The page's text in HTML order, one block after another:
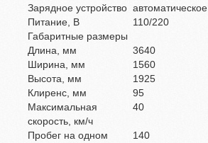
Зарядное устройство автоматическое
Питание, В
110/220
Габаритные размеры
Длина, мм
3640
Ширина, мм
1560
Высота, мм
1925
Клиренс, мм
95
Максимальная
скорость, км/ч
40
Пробег на одном
140